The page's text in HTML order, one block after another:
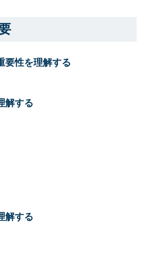
要性を理解する
解する
解する